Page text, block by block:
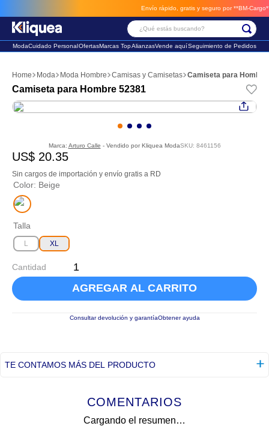
Envío rápido, gratis y seguro por **BM-Cargo**
¿Qué estás buscando?
ModaCuidado PersonalOfertasMarcas TopAlianzasVende aquíSeguimiento de Pedidos
Moda Moda Hombre Camisas y Camisetas Camiseta para Hombre
Camiseta para Hombre 52381
Marca: Arturo Calle - Vendido por Kliquea ModaSKU: 8461156
US$ 20.35
Sin cargos de importación y envío gratis a RD
Color: Beige
Talla
L XL
Cantidad
AGREGAR AL CARRITO
Consultar devolución y garantíaObtener ayuda
TE CONTAMOS MÁS DEL PRODUCTO
COMENTARIOS
Cargando el resumen…
2. sandalia